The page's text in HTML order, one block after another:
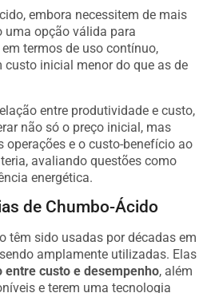
embora necessitem de mais
uma opção válida para
termos de uso contínuo,
custo inicial menor do que as de
entre produtividade e custo,
não só o preço inicial, mas
e o custo-benefício ao
avaliando questões como
energética.
de Chumbo-Ácido
têm sido usadas por décadas em
amplamente utilizadas. Elas
entre custo e desempenho , além
e terem uma tecnologia